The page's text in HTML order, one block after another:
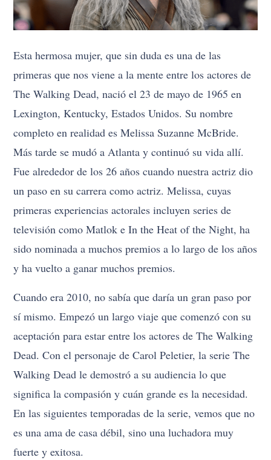
Esta hermosa mujer, que sin duda es una de las
primeras que nos viene a la mente entre los actores de
The Walking Dead, nació el 23 de mayo de 1965 en
Lexington, Kentucky, Estados Unidos. Su nombre
completo en realidad es Melissa Suzanne McBride.
Más tarde se mudó a Atlanta y continuó su vida allí.
Fue alrededor de los 26 años cuando nuestra actriz dio
un paso en su carrera como actriz. Melissa, cuyas
primeras experiencias actorales incluyen series de
televisión como Matlok e In the Heat of the Night, ha
sido nominada a muchos premios a lo largo de los años
y ha vuelto a ganar muchos premios.
Cuando era 2010, no sabía que daría un gran paso por
sí mismo. Empezó un largo viaje que comenzó con su
aceptación para estar entre los actores de The Walking
Dead. Con el personaje de Carol Peletier, la serie The
Walking Dead le demostró a su audiencia lo que
significa la compasión y cuán grande es la necesidad.
En las siguientes temporadas de la serie, vemos que no
es una ama de casa débil, sino una luchadora muy
fuerte y exitosa.